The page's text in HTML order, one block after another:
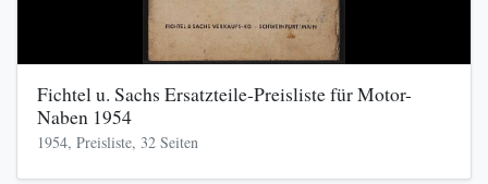
Fichtel u. Sachs Ersatzteile-Preisliste für Motor-
Naben 1954
1954, Preisliste, 32 Seiten